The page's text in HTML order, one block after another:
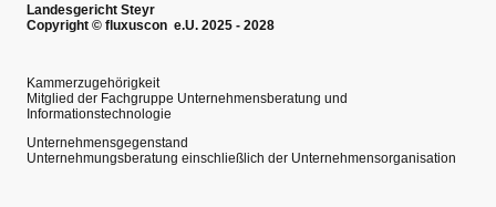
Landesgericht Steyr
Copyright © fluxuscon e.U. 2025 - 2028
Kammerzugehörigkeit
Mitglied der Fachgruppe Unternehmensberatung und
Informationstechnologie
Unternehmensgegenstand
Unternehmungsberatung einschließlich der Unternehmensorganisation